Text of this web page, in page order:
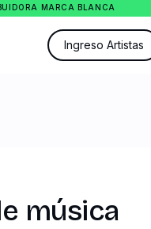
MARCA BLANCA
Ingreso Artistas
música